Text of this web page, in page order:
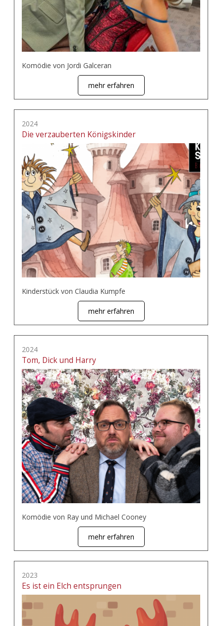
Komödie von Jordi Galceran
mehr erfahren
2024
Die verzauberten Königskinder
Kinderstück von Claudia Kumpfe
mehr erfahren
2024
Tom, Dick und Harry
Komödie von Ray und Michael Cooney
mehr erfahren
2023
Es ist ein Elch entsprungen